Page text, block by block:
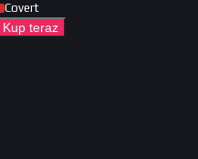
Covert
Kup teraz